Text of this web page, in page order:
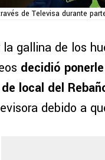
de Televisa durante
gallina de los
decidió
local del
debido a